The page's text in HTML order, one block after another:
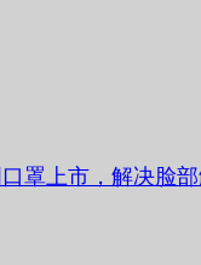
罩上市，解决脸